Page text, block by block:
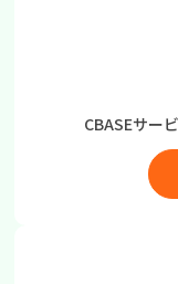
CBASEサー